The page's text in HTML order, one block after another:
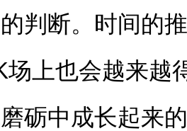
判断。时间的
场上也会越来越
砺中成长起来